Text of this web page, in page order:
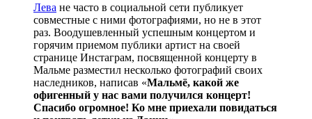
Лева не часто в социальной сети публикует
совместные с ними фотографиями, но не в этот
раз. Воодушевленный успешным концертом и
горячим приемом публики артист на своей
странице Инстаграм, посвященной концерту в
Мальме разместил несколько фотографий своих
наследников, написав «Мальмё, какой же
офигенный у нас вами получился концерт!
Спасибо огромное! Ко мне приехали повидаться